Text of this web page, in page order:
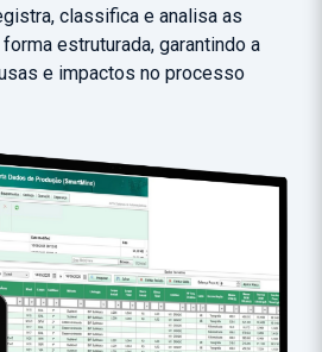
classifica e analisa as
estruturada, garantindo a
e impactos no processo